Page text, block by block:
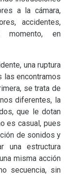
a la cámara,
accidentes,
momento, en
una ruptura
las encontramos
se trata de
diferentes, la
que le dotan
es casual, pues
de sonidos y
una estructura
misma acción
secuencia, sin